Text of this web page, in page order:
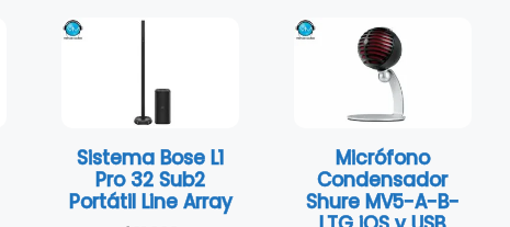
Sistema Bose L1
Pro 32 Sub2
Portátil Line Array
Micrófono
Condensador
Shure MV5-A-B-